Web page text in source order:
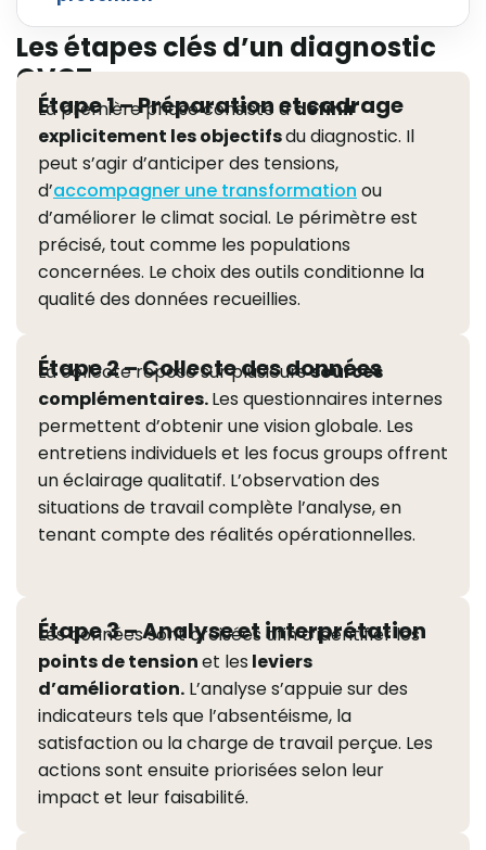
Les étapes clés d’un diagnostic
QVCT
Étape 1 – Préparation et cadrage
La première phase consiste àdéfinir
explicitement les objectifsdu diagnostic. Il
peut s’agir d’anticiper des tensions,
d’accompagner une transformation ou
d’améliorer le climat social. Le périmètre est
précisé, tout comme les populations
concernées. Le choix des outils conditionne la
qualité des données recueillies.
Étape 2 – Collecte des données
La collecte repose sur plusieurssources
complémentaires.Les questionnaires internes
permettent d’obtenir une vision globale. Les
entretiens individuels et les focus groups offrent
un éclairage qualitatif. L’observation des
situations de travail complète l’analyse, en
tenant compte des réalités opérationnelles.
Étape 3 – Analyse et interprétation
Les données sont croisées afin d’identifier les
points de tensionet les leviers
d’amélioration. L’analyse s’appuie sur des
indicateurs tels que l’absentéisme, la
satisfaction ou la charge de travail perçue. Les
actions sont ensuite priorisées selon leur
impact et leur faisabilité.